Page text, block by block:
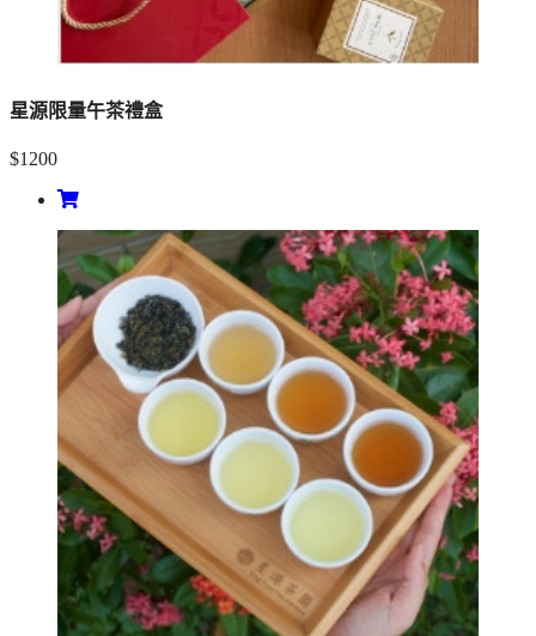
星源限量午茶禮盒
$1200